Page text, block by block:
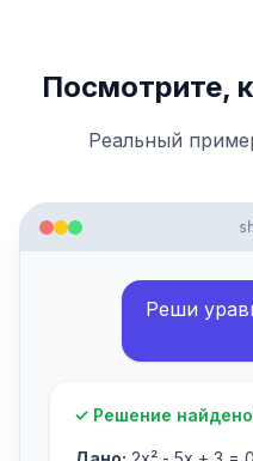
Посмотрите,
Реальный
Реши
✓ Решение